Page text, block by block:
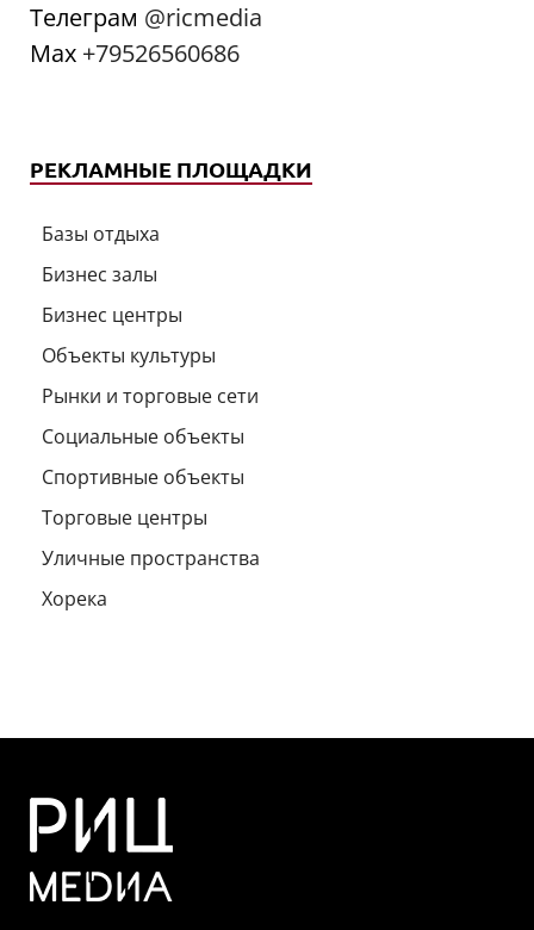
Телеграм @ricmedia
Мах +79526560686
РЕКЛАМНЫЕ ПЛОЩАДКИ
Базы отдыха
Бизнес залы
Бизнес центры
Объекты культуры
Рынки и торговые сети
Социальные объекты
Спортивные объекты
Торговые центры
Уличные пространства
Хорека